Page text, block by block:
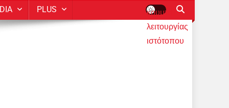
PLUS
κουμπί
λειτουργίας
ιστότοπου